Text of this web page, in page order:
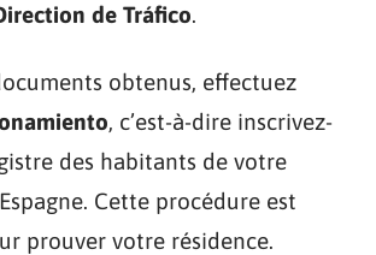
de Tráfico.
obtenus, effectuez
, c’est-à-dire inscrivez-
des habitants de votre
Cette procédure est
prouver votre résidence.